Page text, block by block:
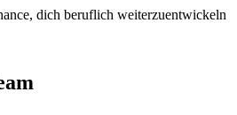
dich beruflich weiterzuentwickeln